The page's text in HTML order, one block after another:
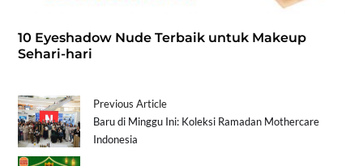
10 Eyeshadow Nude Terbaik untuk Makeup
Sehari-hari
Previous Article
Baru di Minggu Ini: Koleksi Ramadan Mothercare
Indonesia